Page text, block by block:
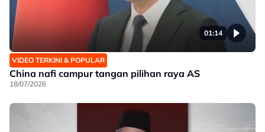
01:14
VIDEO TERKINI & POPULAR
China nafi campur tangan pilihan raya AS
18/07/2026